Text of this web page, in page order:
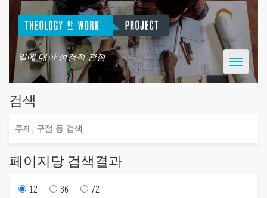
일에 대한 성경적 관점
Toggle
검색
페이지당 검색결과
12 36 72